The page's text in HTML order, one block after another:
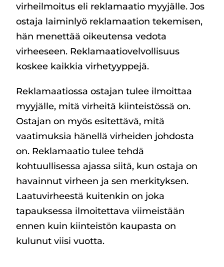
virheilmoitus eli reklamaatio myyjälle. Jos
ostaja laiminlyö reklamaation tekemisen,
hän menettää oikeutensa vedota
virheeseen. Reklamaatiovelvollisuus
koskee kaikkia virhetyyppejä.
Reklamaatiossa ostajan tulee ilmoittaa
myyjälle, mitä virheitä kiinteistössä on.
Ostajan on myös esitettävä, mitä
vaatimuksia hänellä virheiden johdosta
on. Reklamaatio tulee tehdä
kohtuullisessa ajassa siitä, kun ostaja on
havainnut virheen ja sen merkityksen.
Laatuvirheestä kuitenkin on joka
tapauksessa ilmoitettava viimeistään
ennen kuin kiinteistön kaupasta on
kulunut viisi vuotta.